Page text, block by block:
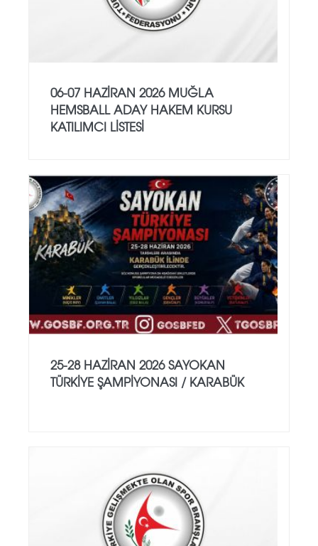
06-07 HAZİRAN 2026 MUĞLA
HEMSBALL ADAY HAKEM KURSU
KATILIMCI LİSTESİ
25-28 HAZİRAN 2026 SAYOKAN
TÜRKİYE ŞAMPİYONASI / KARABÜK